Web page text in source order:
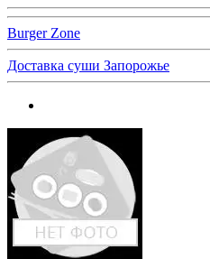
Burger Zone
Доставка суши Запорожье